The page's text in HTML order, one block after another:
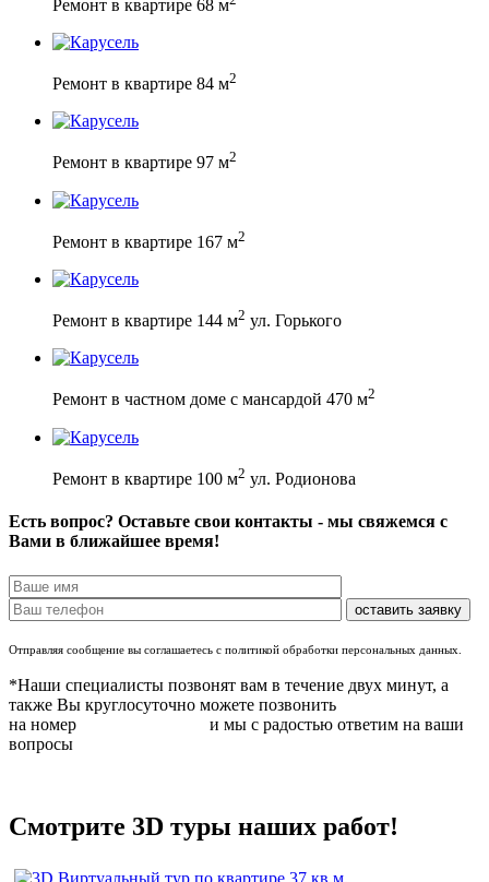
Ремонт в квартире 68 м
Ремонт в квартире 84 м2
Ремонт в квартире 97 м2
Ремонт в квартире 167 м2
Ремонт в квартире 144 м2 ул. Горького
Ремонт в частном доме с мансардой 470 м2
Ремонт в квартире 100 м2 ул. Родионова
Есть вопрос? Оставьте свои контакты - мы свяжемся с
Вами в ближайшее время!
Отправляя сообщение вы соглашаетесь с политикой обработки персональных данных.
*Наши специалисты позвонят вам в течение двух минут, а
также Вы круглосуточно можете позвонить
на номер
и мы с радостью ответим на ваши
вопросы
Смотрите 3D туры наших работ!